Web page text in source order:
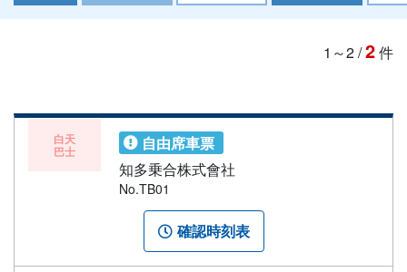
1～2/2件
白天
巴士
自由席車票
知多乗合株式會社
No.TB01
確認時刻表